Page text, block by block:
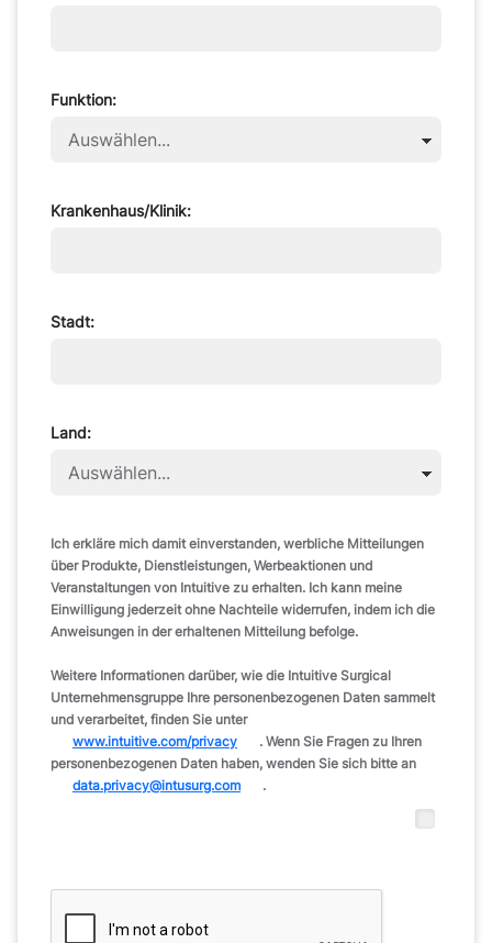
Funktion:
Krankenhaus/Klinik:
Stadt:
Land:
Ich erkläre mich damit einverstanden, werbliche Mitteilungen
über Produkte, Dienstleistungen, Werbeaktionen und
Veranstaltungen von Intuitive zu erhalten. Ich kann meine
Einwilligung jederzeit ohne Nachteile widerrufen, indem ich die
Anweisungen in der erhaltenen Mitteilung befolge.
Weitere Informationen darüber, wie die Intuitive Surgical
Unternehmensgruppe Ihre personenbezogenen Daten sammelt
und verarbeitet, finden Sie unter
www.intuitive.com/privacy
. Wenn Sie Fragen zu Ihren
personenbezogenen Daten haben, wenden Sie sich bitte an
data.privacy@intusurg.com
.